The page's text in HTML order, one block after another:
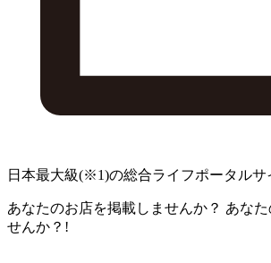
日本最大級(※1)の総合ライフポータルサ
あなたのお店を掲載しませんか？ あな
せんか？!